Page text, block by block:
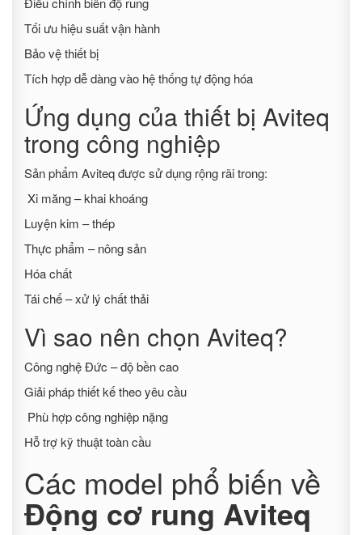
Tối ưu hiệu suất vận hành
Bảo vệ thiết bị
Tích hợp dễ dàng vào hệ thống tự động hóa
Ứng dụng của thiết bị Aviteq
trong công nghiệp
Sản phẩm Aviteq được sử dụng rộng rãi trong:
Xi măng – khai khoáng
Luyện kim – thép
Thực phẩm – nông sản
Hóa chất
Tái chế – xử lý chất thải
Vì sao nên chọn Aviteq?
Công nghệ Đức – độ bền cao
Giải pháp thiết kế theo yêu cầu
Phù hợp công nghiệp nặng
Hỗ trợ kỹ thuật toàn cầu
Các model phổ biến về
Động cơ rung Aviteq